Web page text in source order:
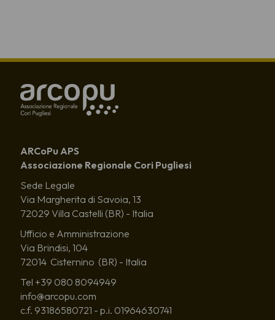
ARCoPu APS
Associazione Regionale Cori Pugliesi
Sede Legale
Via Margherita di Savoia, 13
72029 Villa Castelli (BR) - Italia
Ufficio e Amministrazione
Via Brindisi, 104
72014 Cisternino (BR) - Italia
Tel +39 080 8094949
info@arcopu.com
c.f. 93186580721 - p.i. 01964630741